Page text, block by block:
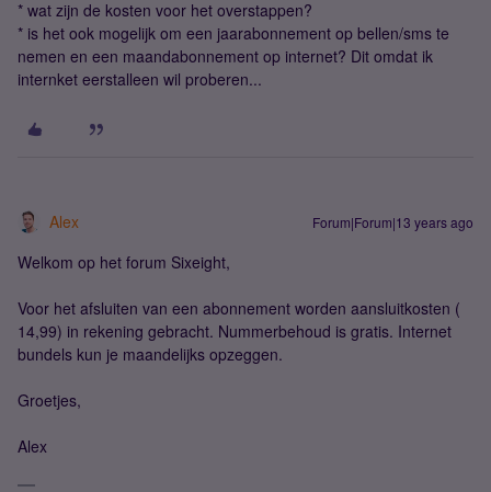
* wat zijn de kosten voor het overstappen?
* is het ook mogelijk om een jaarabonnement op bellen/sms te
nemen en een maandabonnement op internet? Dit omdat ik
internket eerstalleen wil proberen...
Alex Forum|Forum|13 years ago
Welkom op het forum Sixeight,
Voor het afsluiten van een abonnement worden aansluitkosten (
14,99) in rekening gebracht. Nummerbehoud is gratis. Internet
bundels kun je maandelijks opzeggen.
Groetjes,
Alex